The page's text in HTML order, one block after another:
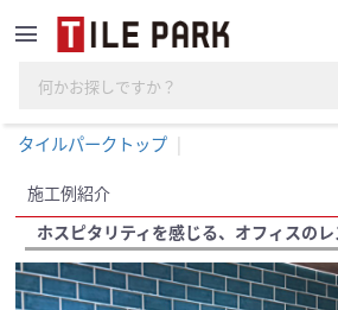
menu
タイルパークトップ
施工例紹介
ホスピタリティを感じる、オフィスの